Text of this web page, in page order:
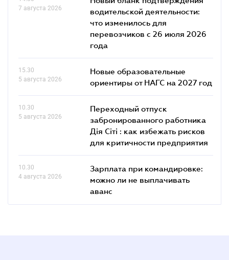
7 августа 2026
водительской деятельности:
что изменилось для
перевозчиков с 26 июля 2026
года
15.30
5 августа 2026
Новые образовательные
ориентиры от НАГС на 2027 год
10.30
5 августа 2026
Переходный отпуск
забронированного работника
Дія Сіті : как избежать рисков
для критичности предприятия
10.30
4 августа 2026
Зарплата при командировке:
можно ли не выплачивать
аванс